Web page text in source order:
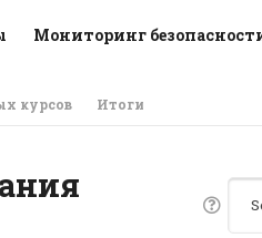
Мониторинг
курсов
Итоги